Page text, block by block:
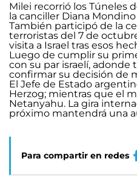
Milei recorrió los Túneles
la canciller Diana
También participó de la
terroristas del 7 de
visita a Israel tras esos
Luego de cumplir su
con su par israelí,
confirmar su decisión de
El Jefe de Estado
Herzog; mientras que el
Netanyahu. La gira
próximo mantendrá una
Para compartir en redes